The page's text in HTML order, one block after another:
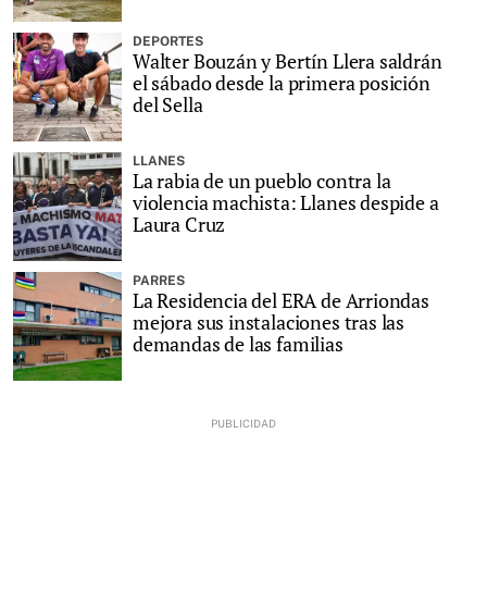
DEPORTES
Walter Bouzán y Bertín Llera saldrán
el sábado desde la primera posición
del Sella
LLANES
La rabia de un pueblo contra la
violencia machista: Llanes despide a
Laura Cruz
PARRES
La Residencia del ERA de Arriondas
mejora sus instalaciones tras las
demandas de las familias